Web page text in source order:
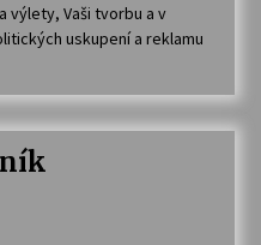
výlety, Vaši tvorbu a v
uskupení a reklamu